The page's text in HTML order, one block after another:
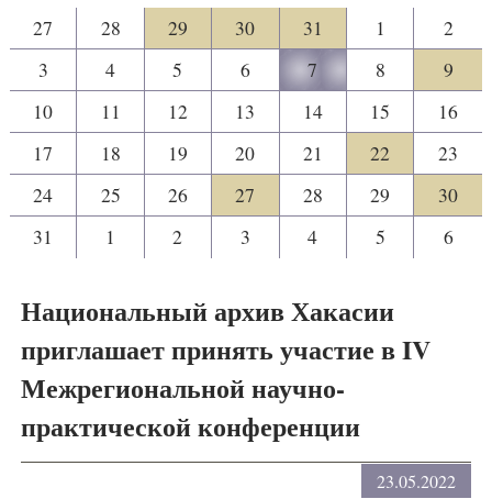
27
28 29 30 31 1
2
3
4 5 6 7 8
9
10
11 12 13 14 15
16
17
18 19 20 21 22
23
24
25 26 27 28 29
30
31
1 2 3 4 5 6
Национальный архив Хакасии
приглашает принять участие в IV
Межрегиональной научно-
практической конференции
23.05.2022